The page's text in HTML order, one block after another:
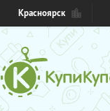
Красноярск